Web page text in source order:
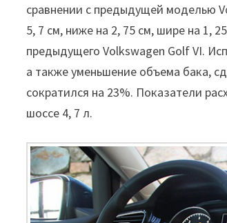
сравнении с предыдущей моделью
5, 7 см, ниже на 2, 75 см, шире на 1,
предыдущего Volkswagen Golf VI.
а также уменьшение объема бака,
сократился на 23%. Показатели
шоссе 4, 7 л.